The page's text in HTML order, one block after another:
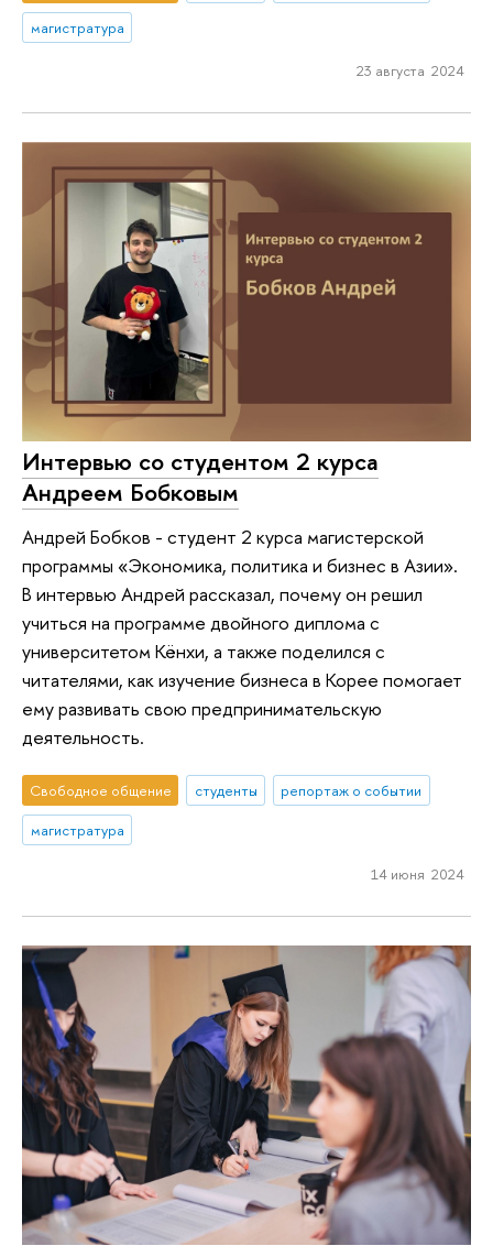
магистратура
23 августа 2024
Интервью со студентом 2 курса
Андреем Бобковым
Андрей Бобков - студент 2 курса магистерской
программы «Экономика, политика и бизнес в Азии».
В интервью Андрей рассказал, почему он решил
учиться на программе двойного диплома с
университетом Кёнхи, а также поделился с
читателями, как изучение бизнеса в Корее помогает
ему развивать свою предпринимательскую
деятельность.
Свободное общение студенты
репортаж о событии
магистратура
14 июня 2024